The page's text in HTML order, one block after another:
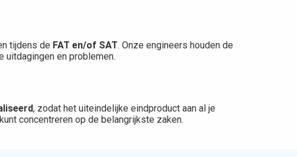
tijdens de FAT en/of SAT. Onze engineers houden de
uitdagingen en problemen.
, zodat het uiteindelijke eindproduct aan al je
concentreren op de belangrijkste zaken.